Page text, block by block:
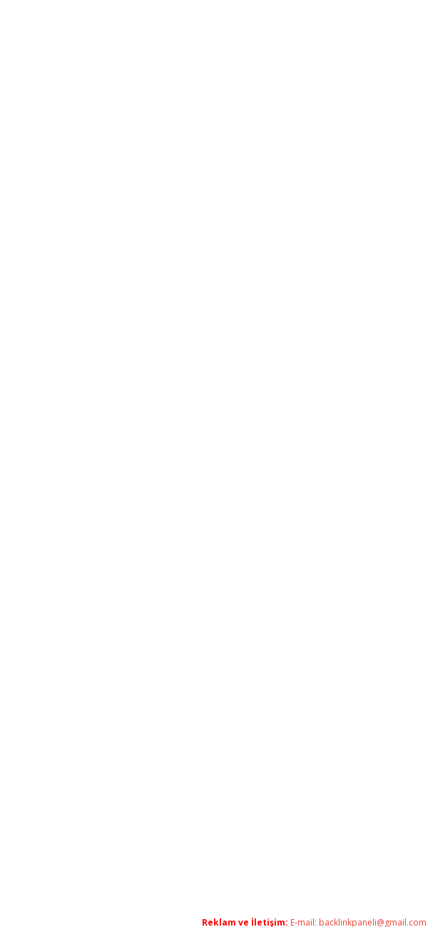
Reklam ve İletişim: E-mail: backlinkpaneli@gmail.com